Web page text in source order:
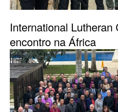
International Lutheran
encontro na África